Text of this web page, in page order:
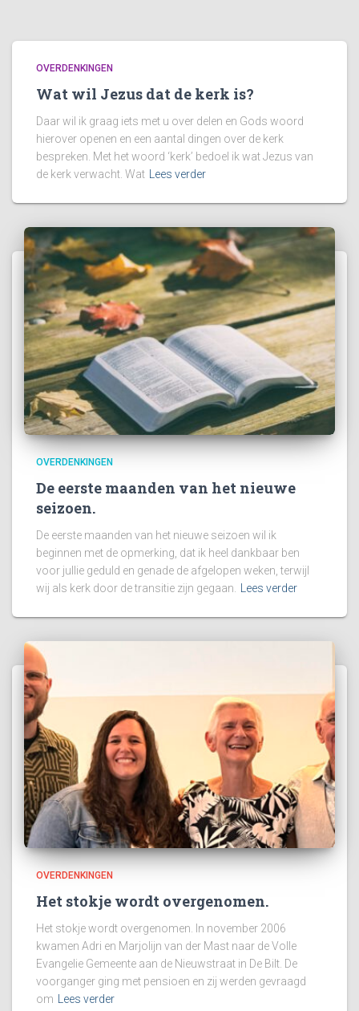
OVERDENKINGEN
Wat wil Jezus dat de kerk is?
Daar wil ik graag iets met u over delen en Gods woord
hierover openen en een aantal dingen over de kerk
bespreken. Met het woord ‘kerk’ bedoel ik wat Jezus van
de kerk verwacht. Wat
Lees verder
OVERDENKINGEN
De eerste maanden van het nieuwe
seizoen.
De eerste maanden van het nieuwe seizoen wil ik
beginnen met de opmerking, dat ik heel dankbaar ben
voor jullie geduld en genade de afgelopen weken, terwijl
wij als kerk door de transitie zijn gegaan.
Lees verder
OVERDENKINGEN
Het stokje wordt overgenomen.
Het stokje wordt overgenomen. In november 2006
kwamen Adri en Marjolijn van der Mast naar de Volle
Evangelie Gemeente aan de Nieuwstraat in De Bilt. De
voorganger ging met pensioen en zij werden gevraagd
om Lees verder